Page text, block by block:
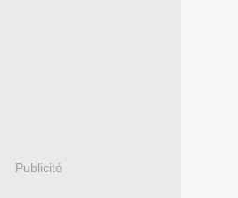
Publicité